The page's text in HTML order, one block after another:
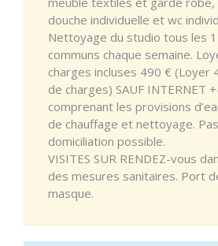
douche individuelle et wc
Nettoyage du studio tous les
communs chaque semaine.
charges incluses 490 € (Loyer
de charges) SAUF INTERNET
comprenant les provisions
de chauffage et nettoyage.
domiciliation possible.
VISITES SUR RENDEZ-vous
des mesures sanitaires. Port
masque.